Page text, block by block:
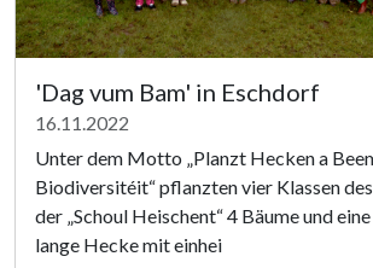
'Dag vum Bam' in Eschdorf
16.11.2022
Unter dem Motto „Planzt Hecken a
Biodiversitéit“ pflanzten vier Klassen
der „Schoul Heischent“ 4 Bäume und
lange Hecke mit einhei